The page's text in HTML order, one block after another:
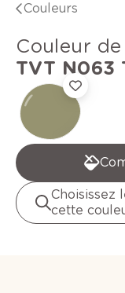
Couleurs
Couleur
TVT N063
Choisissez
cette